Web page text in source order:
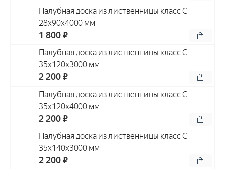
Палубная доска из лиственницы класс С
28x90x4000 мм
1 800 ₽
Палубная доска из лиственницы класс С
35x120x3000 мм
2 200 ₽
Палубная доска из лиственницы класс С
35x120x4000 мм
2 200 ₽
Палубная доска из лиственницы класс С
35x140x3000 мм
2 200 ₽